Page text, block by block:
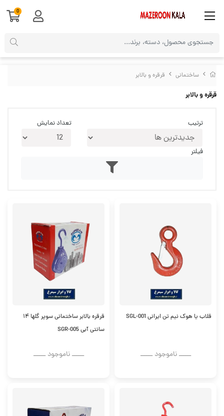
ساختمانی قرقره و بالابر
قرقره و بالابر
ترتیب تعداد نمایش
فیلتر
قلاب یا هوک نیم تن ایرانی SGL-001
ــــــ ناموجود ــــــ
قرقره بالابر ساختمانی سوپر گلها ۱۴
سانتی آبی SGR-005
ــــــ ناموجود ــــــ
0